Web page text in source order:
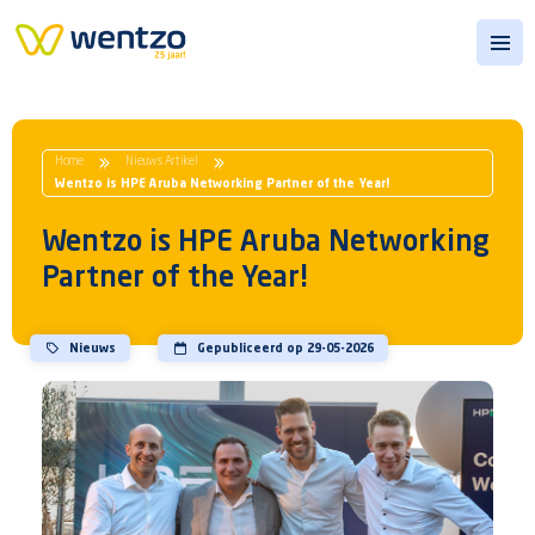
Home
Nieuws Artikel
Wentzo is HPE Aruba Networking Partner of the Year!
Wentzo is HPE Aruba Networking
Partner of the Year!
Nieuws Gepubliceerd op 29-05-2026